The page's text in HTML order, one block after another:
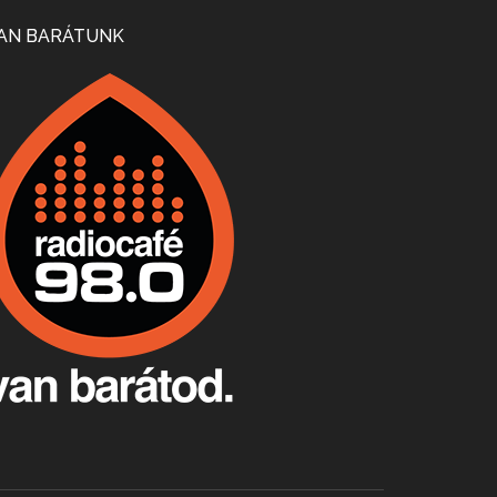
Apr 24, 2026 • 00:38:10
Villány, kékfrankos, Jackfall
Apr 17, 2026 • 00:35:38
Apr 9, 2026 • 00:37:17
BARÁTUNK